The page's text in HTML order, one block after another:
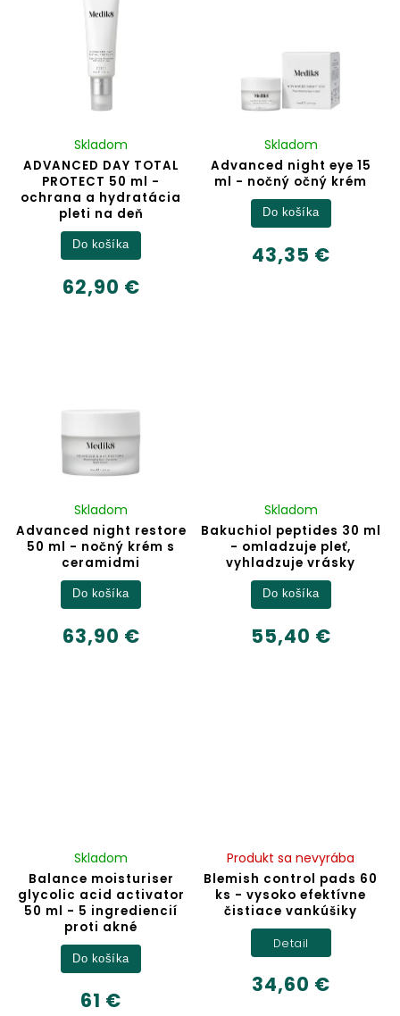
ADVANCED DAY TOTAL
PROTECT 50 ml -
ochrana a hydratácia
pleti na deň
Skladom
62,90 €
Do košíka
Advanced night eye 15
ml - nočný očný krém
Skladom
43,35 €
Do košíka
Advanced night restore
50 ml - nočný krém s
ceramidmi
Skladom
63,90 €
Do košíka
Bakuchiol peptides 30 ml
- omladzuje pleť,
vyhladzuje vrásky
Skladom
55,40 €
Do košíka
Balance moisturiser
glycolic acid activator
50 ml - 5 ingrediencií
proti akné
Skladom
61 €
Do košíka
Blemish control pads 60
ks - vysoko efektívne
čistiace vankúšiky
Produkt sa nevyrába
34,60 €
Detail